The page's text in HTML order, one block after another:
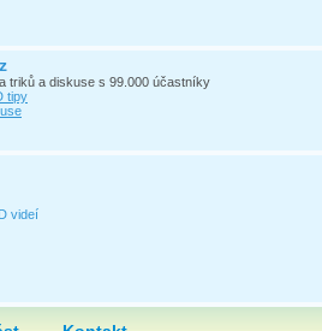
triků a diskuse s 99.000 účastníky
tipy
videí